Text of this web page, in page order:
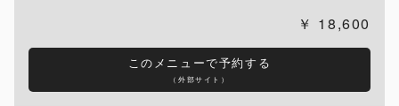
18,600
このメニューで予約する
（外部サイト）